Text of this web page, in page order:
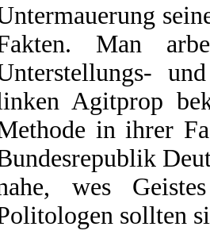
Man
Agitprop
in ihrer
wes
sollten